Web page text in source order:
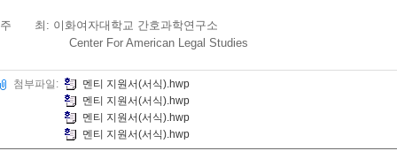
주 최: 이화여자대학교 간호과학연구소
Center For American Legal Studies
첨부파일:
멘티 지원서(서식).hwp
멘티 지원서(서식).hwp
멘티 지원서(서식).hwp
멘티 지원서(서식).hwp